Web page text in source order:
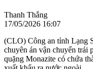
Thanh Thắng
17/05/2026 16:07
(CLO) Công an tỉnh Lạng
chuyên án vận chuyển trái
quặng Monazite có chứa